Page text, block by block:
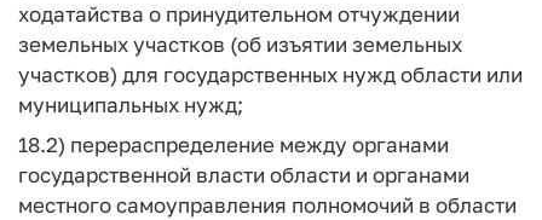
ходатайства о принудительном отчуждении
земельных участков (об изъятии земельных
участков) для государственных нужд области или
муниципальных нужд;
18.2) перераспределение между органами
государственной власти области и органами
местного самоуправления полномочий в области